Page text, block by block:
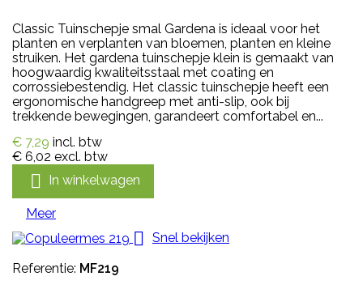
Classic Tuinschepje smal Gardena is ideaal voor het
planten en verplanten van bloemen, planten en kleine
struiken. Het gardena tuinschepje klein is gemaakt van
hoogwaardig kwaliteitsstaal met coating en
corrossiebestendig. Het classic tuinschepje heeft een
ergonomische handgreep met anti-slip, ook bij
trekkende bewegingen, garandeert comfortabel en...
€ 7,29 incl. btw
€ 6,02 excl. btw
 In winkelwagen
Meer
 Snel bekijken
Referentie: MF219